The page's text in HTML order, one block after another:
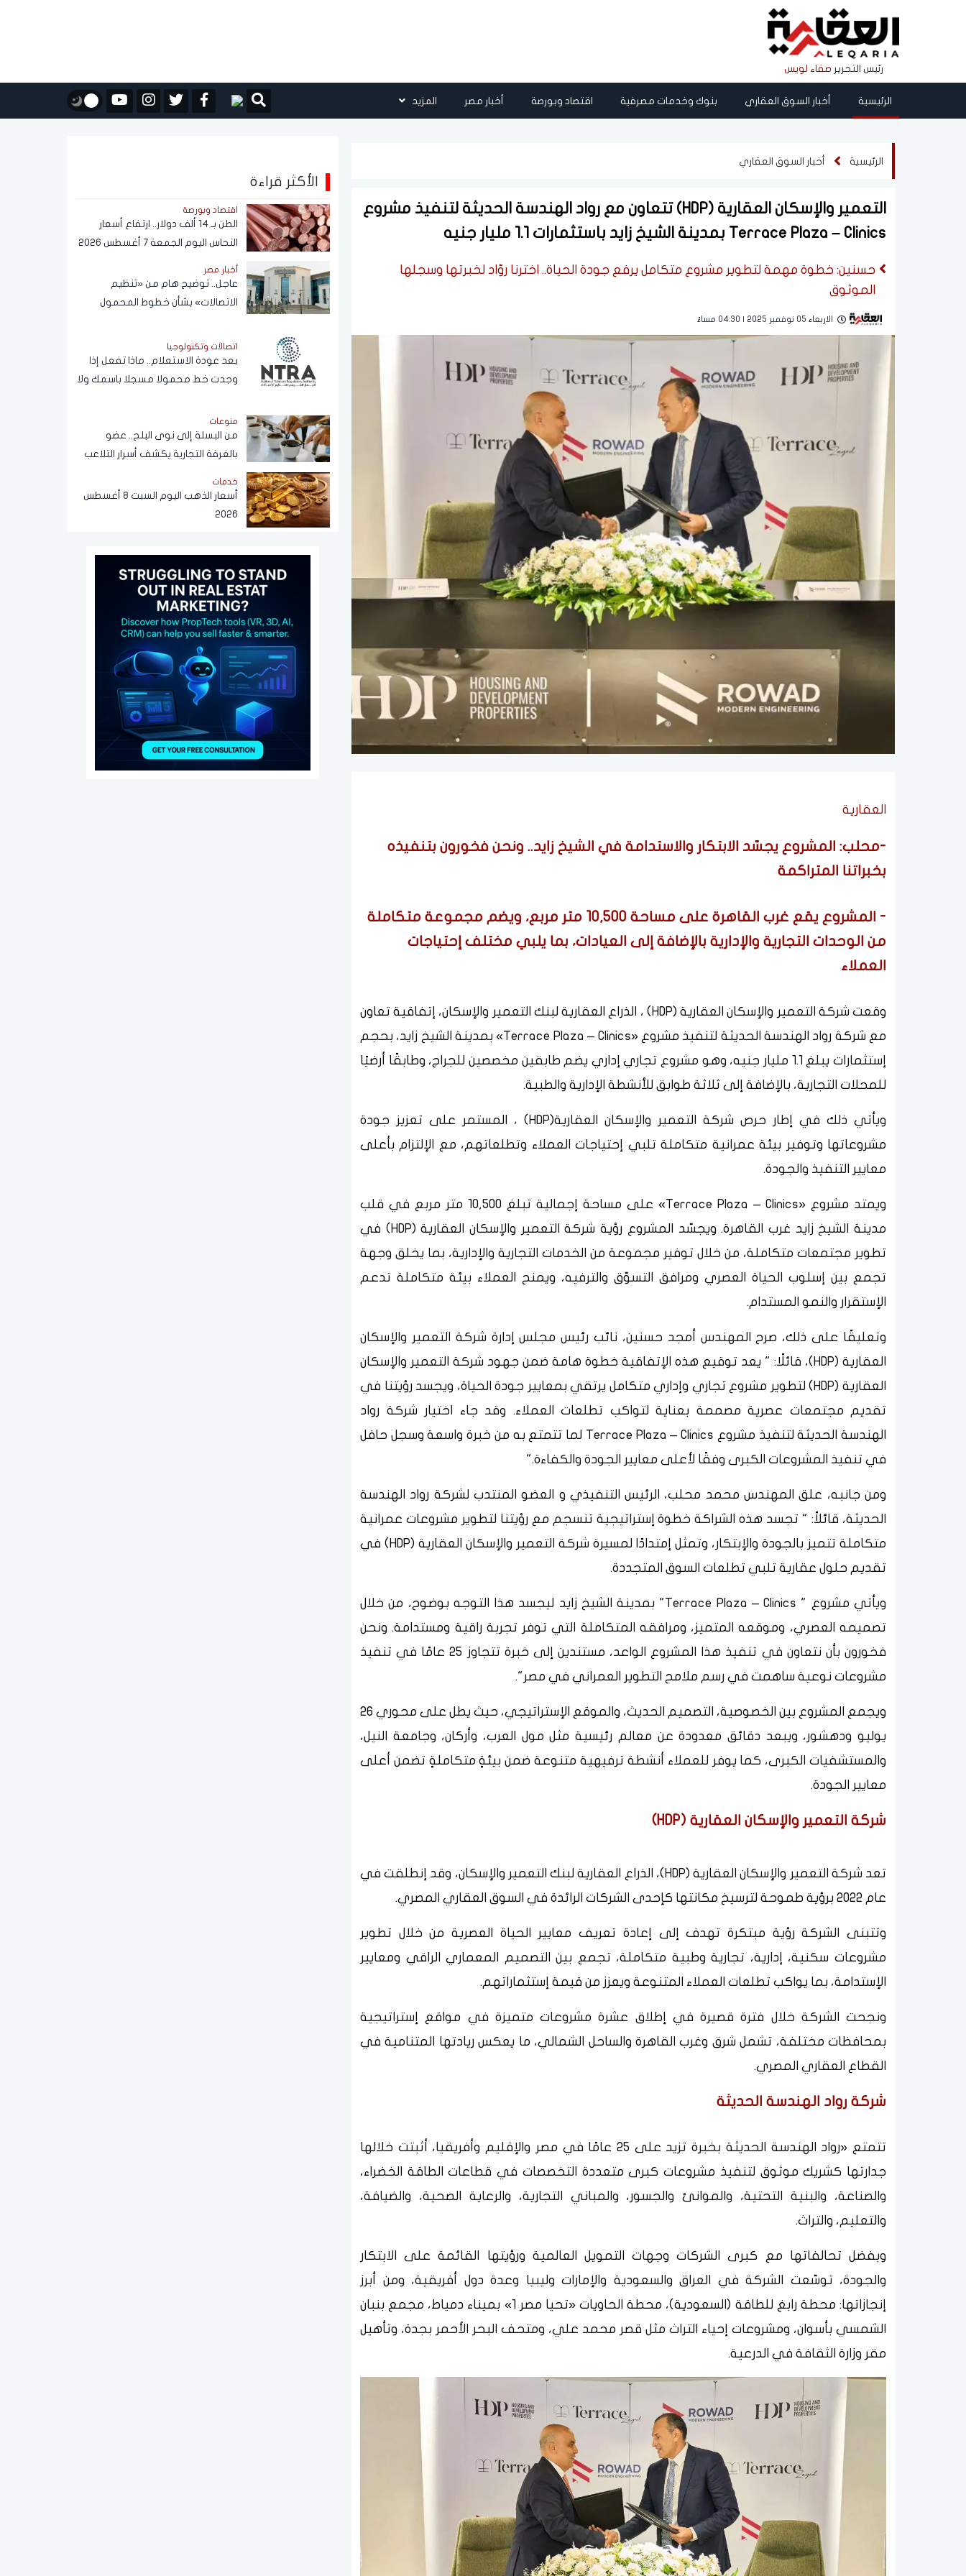
رئيس التحرير صفاء لويس
الرئيسية أخبار السوق العقاري بنوك وخدمات مصرفية اقتصاد وبورصة أخبار مصر المزيد
الرئيسية أخبار السوق العقاري
التعمير والإسكان العقارية (HDP) تتعاون مع رواد الهندسة الحديثة لتنفيذ مشروع
Terrace Plaza – Clinics بمدينة الشيخ زايد باستثمارات 1.1 مليار جنيه
حسنين: خطوة مهمة لتطوير مشروع متكامل يرفع جودة الحياة.. اخترنا روّاد لخبرتها وسجلها
الموثوق
الاربعاء 05 نوفمبر 2025 | 04:30 مساءً
العقارية
-محلب: المشروع يجسّد الابتكار والاستدامة في الشيخ زايد.. ونحن فخورون بتنفيذه
بخبراتنا المتراكمة
- المشروع يقع غرب القاهرة على مساحة 10,500 متر مربع، ويضم مجموعة متكاملة
من الوحدات التجارية والإدارية بالإضافة إلى العيادات، بما يلبي مختلف إحتياجات
العملاء
وقعت شركة التعمير والإسكان العقارية (HDP) ، الذراع العقارية لبنك التعمير والإسكان، إتفاقية تعاون
مع شركة رواد الهندسة الحديثة لتنفيذ مشروع «Terrace Plaza – Clinics» بمدينة الشيخ زايد، بحجم
إستثمارات يبلغ 1.1 مليار جنيه، وهو مشروع تجاري إداري يضم طابقين مخصصين للجراج، وطابقًا أرضيًا
للمحلات التجارية، بالإضافة إلى ثلاثة طوابق للأنشطة الإدارية والطبية.
ويأتي ذلك في إطار حرص شركة التعمير والإسكان العقارية(HDP) ، المستمر على تعزيز جودة
مشروعاتها وتوفير بيئة عمرانية متكاملة تلبي إحتياجات العملاء وتطلعاتهم، مع الإلتزام بأعلى
معايير التنفيذ والجودة.
ويمتد مشروع «Terrace Plaza – Clinics» على مساحة إجمالية تبلغ 10,500 متر مربع في قلب
مدينة الشيخ زايد غرب القاهرة. ويجسّد المشروع رؤية شركة التعمير والإسكان العقارية (HDP) في
تطوير مجتمعات متكاملة، من خلال توفير مجموعة من الخدمات التجارية والإدارية، بما يخلق وجهة
تجمع بين إسلوب الحياة العصري ومرافق التسوّق والترفيه، ويمنح العملاء بيئة متكاملة تدعم
الإستقرار والنمو المستدام.
وتعليقًا على ذلك، صرح المهندس أمجد حسنين، نائب رئيس مجلس إدارة شركة التعمير والإسكان
العقارية (HDP)، قائلًا: " يعد توقيع هذه الإتفاقية خطوة هامة ضمن جهود شركة التعمير والإسكان
العقارية (HDP) لتطوير مشروع تجاري وإداري متكامل يرتقي بمعايير جودة الحياة، ويجسد رؤيتنا في
تقديم مجتمعات عصرية مصممة بعناية لتواكب تطلعات العملاء. وقد جاء اختيار شركة رواد
الهندسة الحديثة لتنفيذ مشروع Terrace Plaza – Clinics لما تتمتع به من خبرة واسعة وسجل حافل
في تنفيذ المشروعات الكبرى وفقًا لأعلى معايير الجودة والكفاءة."
ومن جانبه، علق المهندس محمد محلب، الرئيس التنفيذي و العضو المنتدب لشركة رواد الهندسة
الحديثة، قائلاً: " تجسد هذه الشراكة خطوة إستراتيجية تنسجم مع رؤيتنا لتطوير مشروعات عمرانية
متكاملة تتميز بالجودة والإبتكار، وتمثل إمتدادًا لمسيرة شركة التعمير والإسكان العقارية (HDP) في
تقديم حلول عقارية تلبي تطلعات السوق المتجددة.
ويأتي مشروع " Terrace Plaza – Clinics" بمدينة الشيخ زايد ليجسد هذا التوجه بوضوح، من خلال
تصميمه العصري، وموقعه المتميز، ومرافقه المتكاملة التي توفر تجربة راقية ومستدامة. ونحن
فخورون بأن نتعاون في تنفيذ هذا المشروع الواعد، مستندين إلى خبرة تتجاوز 25 عامًا في تنفيذ
مشروعات نوعية ساهمت في رسم ملامح التطوير العمراني في مصر".
ويجمع المشروع بين الخصوصية، التصميم الحديث، والموقع الإستراتيجي، حيث يطل على محوري 26
يوليو ودهشور، ويبعد دقائق معدودة عن معالم رئيسية مثل مول العرب، وأركان، وجامعة النيل،
والمستشفيات الكبرى، كما يوفر للعملاء أنشطة ترفيهية متنوعة ضمن بيئةٍ متكاملةٍ تضمن أعلى
معايير الجودة.
شركة التعمير والإسكان العقارية (HDP)
تعد شركة التعمير والإسكان العقارية (HDP)، الذراع العقارية لبنك التعمير والإسكان، وقد إنطلقت في
عام 2022 برؤية طموحة لترسيخ مكانتها كإحدى الشركات الرائدة في السوق العقاري المصري.
وتتبنى الشركة رؤية مبتكرة تهدف إلى إعادة تعريف معايير الحياة العصرية من خلال تطوير
مشروعات سكنية، إدارية، تجارية وطبية متكاملة، تجمع بين التصميم المعماري الراقي ومعايير
الإستدامة، بما يواكب تطلعات العملاء المتنوعة ويعزز من قيمة إستثماراتهم.
ونجحت الشركة خلال فترة قصيرة في إطلاق عشرة مشروعات متميزة في مواقع إستراتيجية
بمحافظات مختلفة، تشمل شرق وغرب القاهرة والساحل الشمالي، ما يعكس ريادتها المتنامية في
القطاع العقاري المصري.
شركة رواد الهندسة الحديثة
تتمتع «رواد الهندسة الحديثة بخبرة تزيد على 25 عامًا في مصر والإقليم وأفريقيا، أثبتت خلالها
جدارتها كشريك موثوق لتنفيذ مشروعات كبرى متعددة التخصصات في قطاعات الطاقة الخضراء،
والصناعة، والبنية التحتية، والموانئ والجسور، والمباني التجارية، والرعاية الصحية، والضيافة،
والتعليم، والتراث.
وبفضل تحالفاتها مع كبرى الشركات وجهات التمويل العالمية ورؤيتها القائمة على الابتكار
والجودة، توسّعت الشركة في العراق والسعودية والإمارات وليبيا وعدة دول أفريقية، ومن أبرز
إنجازاتها: محطة رابغ للطاقة (السعودية)، محطة الحاويات «تحيا مصر 1» بميناء دمياط، مجمع بنبان
الشمسي بأسوان، ومشروعات إحياء التراث مثل قصر محمد علي، ومتحف البحر الأحمر بجدة، وتأهيل
مقر وزارة الثقافة في الدرعية.
الأكثر قراءة
اقتصاد وبورصة
الطن بـ 14 ألف دولار.. ارتفاع أسعار
النحاس اليوم الجمعة 7 أغسطس 2026
أخبار مصر
عاجل.. توضيح هام من «تنظيم
الاتصالات» بشأن خطوط المحمول
اتصالات وتكنولوجيا
بعد عودة الاستعلام.. ماذا تفعل إذا
وجدت خط محمولا مسجلا باسمك ولا
منوعات
من البسلة إلى نوى البلح.. عضو
بالغرفة التجارية يكشف أسرار التلاعب
خدمات
أسعار الذهب اليوم السبت 8 أغسطس
2026